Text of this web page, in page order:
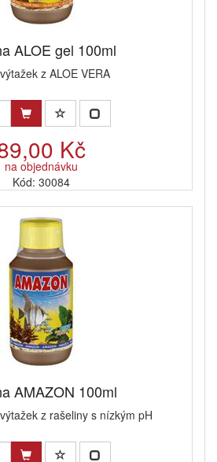
ALOE gel 100ml
z ALOE VERA
Kč
na objednávku
Kód: 30084
AMAZON 100ml
z rašeliny s nízkým pH